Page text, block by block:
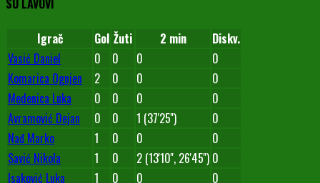
SU LAVOVI
Igrač Gol Žuti 2 min
Diskv.
Vasić Daniel
0 0 0
0
Komarica Ognjen
2 0 0
0
Medenica Luka
0 0 0
0
Avramović Dejan
0 0 1 (37'25'')
0
Nađ Marko
1 0 0
0
Savić Nikola
1 0 2 (13'10'', 26'45'') 0
Isaković Luka
1 0 0
0